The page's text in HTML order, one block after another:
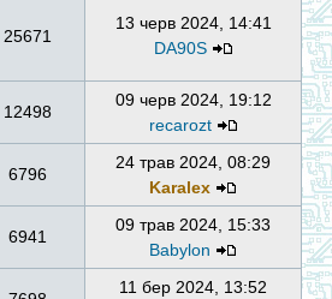
25671
13 черв 2024, 14:41
DA90S
12498
09 черв 2024, 19:12
recarozt
6796
24 трав 2024, 08:29
Karalex
6941
09 трав 2024, 15:33
Babylon
11 бер 2024, 13:52